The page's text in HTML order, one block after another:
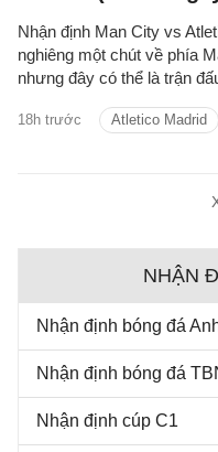
18h trước Atletico Madrid
Nhận định Man City vs
nghiêng một chút về phía
nhưng đây có thể là trận
NHẬN
Nhận định bóng đá
Nhận định bóng đá
Nhận định cúp C1